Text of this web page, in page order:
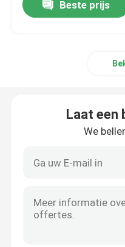
Ongeveer ons
Contact de V.S.
Nieuws
Verzoek om een
Beste prijs
Laat een
We